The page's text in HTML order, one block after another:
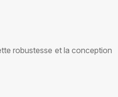
robustesse et la conception